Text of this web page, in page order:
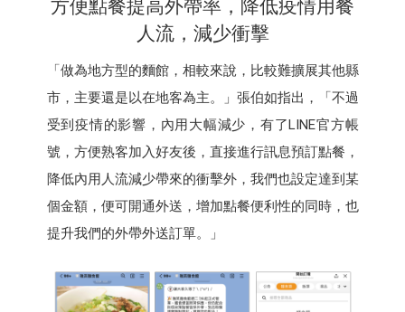
方便點餐提高外帶率，降低疫情用餐
人流，減少衝擊
「做為地方型的麵館，相較來說，比較難擴展其他縣
市，主要還是以在地客為主。」張伯如指出，「不過
受到疫情的影響，內用大幅減少，有了LINE官方帳
號，方便熟客加入好友後，直接進行訊息預訂點餐，
降低內用人流減少帶來的衝擊外，我們也設定達到某
個金額，便可開通外送，增加點餐便利性的同時，也
提升我們的外帶外送訂單。」